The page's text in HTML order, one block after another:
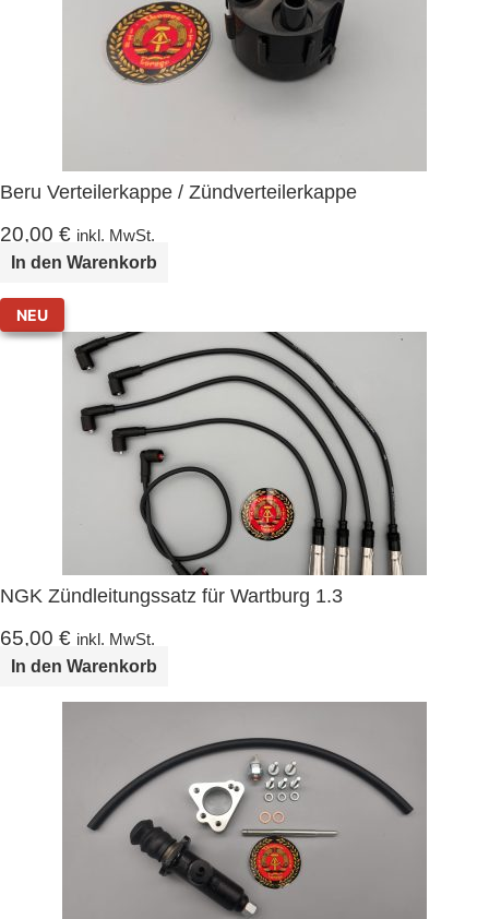
Beru Verteilerkappe / Zündverteilerkappe
20,00 € inkl. MwSt.
In den Warenkorb
NEU
NGK Zündleitungssatz für Wartburg 1.3
65,00 € inkl. MwSt.
In den Warenkorb